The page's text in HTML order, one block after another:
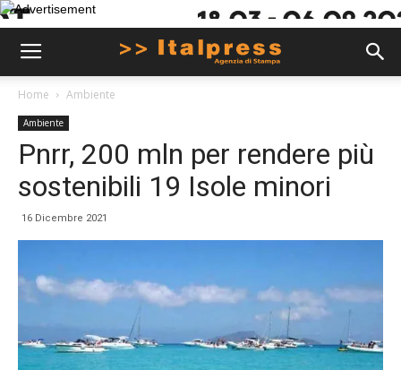
Home Ambiente
Ambiente
Pnrr, 200 mln per rendere più
sostenibili 19 Isole minori
16 Dicembre 2021